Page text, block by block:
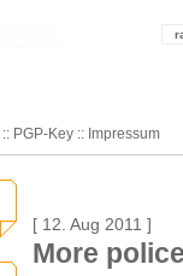
:: PGP-Key :: Impressum
[ 12. Aug 2011 ]
More